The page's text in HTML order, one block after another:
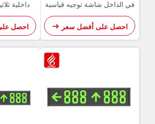
شاشة توجيه قياسية
أفضل سعر
داخلية ثلاثية الاتجاه شاشات
ركن LED
احصل على أفضل سعر